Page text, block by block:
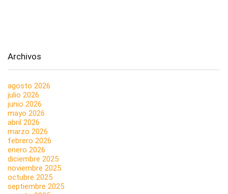
Archivos
agosto 2026
julio 2026
junio 2026
mayo 2026
abril 2026
marzo 2026
febrero 2026
enero 2026
diciembre 2025
noviembre 2025
octubre 2025
septiembre 2025